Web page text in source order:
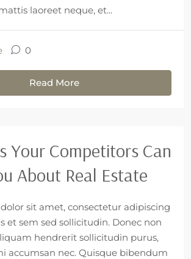
laoreet neque, et...
0
Read More
Your Competitors Can
About Real Estate
sit amet, consectetur adipiscing
et sem sed sollicitudin. Donec non
hendrerit sollicitudin purus,
accumsan nec. Quisque bibendum